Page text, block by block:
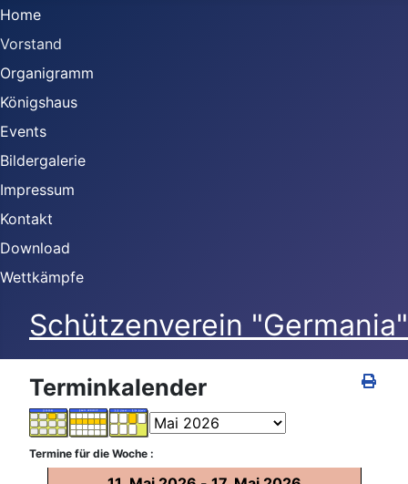
Home
Vorstand
Organigramm
Königshaus
Events
Bildergalerie
Impressum
Kontakt
Download
Wettkämpfe
Schützenverein
Terminkalender
Termine für die Woche :